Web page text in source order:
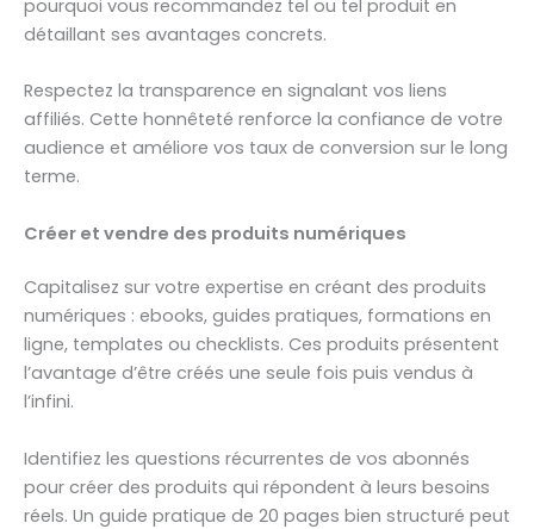
pourquoi vous recommandez tel ou tel produit en
détaillant ses avantages concrets.
Respectez la transparence en signalant vos liens
affiliés. Cette honnêteté renforce la confiance de votre
audience et améliore vos taux de conversion sur le long
terme.
Créer et vendre des produits numériques
Capitalisez sur votre expertise en créant des produits
numériques : ebooks, guides pratiques, formations en
ligne, templates ou checklists. Ces produits présentent
l’avantage d’être créés une seule fois puis vendus à
l’infini.
Identifiez les questions récurrentes de vos abonnés
pour créer des produits qui répondent à leurs besoins
réels. Un guide pratique de 20 pages bien structuré peut